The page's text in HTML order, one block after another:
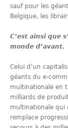
sauf pour les
Belgique, les
C’est ainsi que
monde d’avant.
Celui d’un
géants du e-
multinationale en
milliards de
multinationale qui
remplace